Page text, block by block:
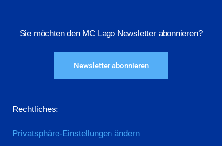
Sie möchten den MC Lago Newsletter abonnieren?
Newsletter abonnieren
Rechtliches:
Privatsphäre-Einstellungen ändern